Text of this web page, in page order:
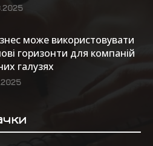
може використовувати
горизонти для компаній
галузях